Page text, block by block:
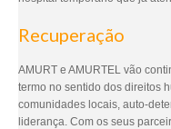
Recuperação
AMURT e AMURTEL vão
termo no sentido dos direitos
comunidades locais, auto-
liderança. Com os seus